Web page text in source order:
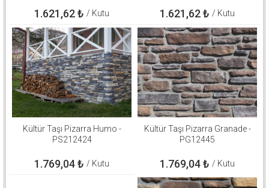
1.621,62₺ / Kutu 1.621,62₺ / Kutu
Kültür Taşı Pizarra Humo -
PS212424
1.769,04₺ / Kutu
Kültür Taşı Pizarra Granade -
PG12445
1.769,04₺ / Kutu